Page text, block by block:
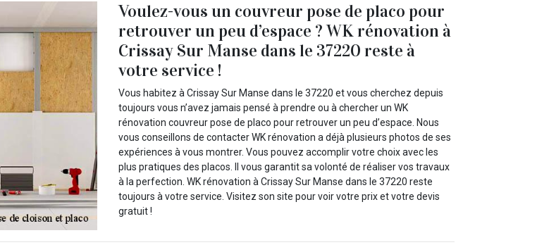
Voulez-vous un couvreur pose de placo pour
retrouver un peu d’espace ? WK rénovation à
Crissay Sur Manse dans le 37220 reste à
votre service !
Vous habitez à Crissay Sur Manse dans le 37220 et vous cherchez depuis
toujours vous n’avez jamais pensé à prendre ou à chercher un WK
rénovation couvreur pose de placo pour retrouver un peu d’espace. Nous
vous conseillons de contacter WK rénovation a déjà plusieurs photos de ses
expériences à vous montrer. Vous pouvez accomplir votre choix avec les
plus pratiques des placos. Il vous garantit sa volonté de réaliser vos travaux
à la perfection. WK rénovation à Crissay Sur Manse dans le 37220 reste
toujours à votre service. Visitez son site pour voir votre prix et votre devis
gratuit !